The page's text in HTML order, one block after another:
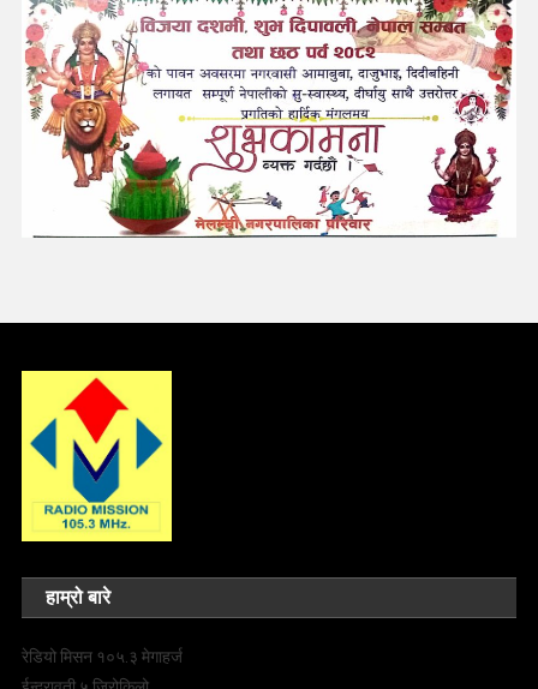
हाम्रो बारे
रेडियो मिसन १०५.३ मेगाहर्ज